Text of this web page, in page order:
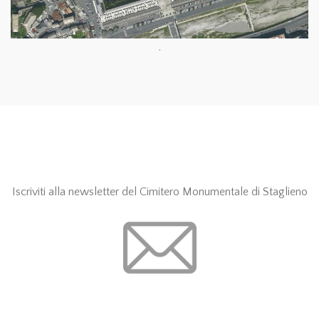
.
Iscriviti alla newsletter del Cimitero Monumentale di Staglieno